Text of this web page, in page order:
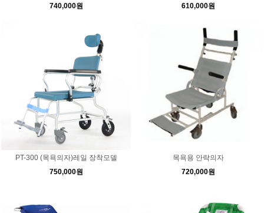
740,000원
610,000원
PT-300 (목욕의자)레일 장착모델
750,000원
목욕용 안락의자
720,000원